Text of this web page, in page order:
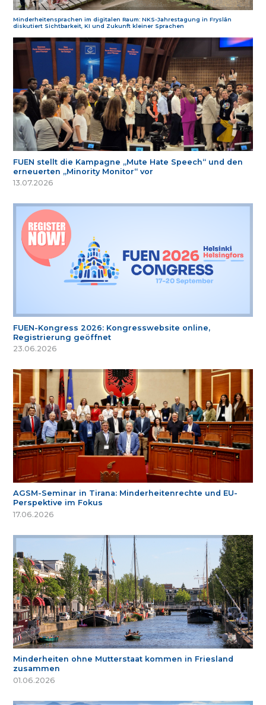
Minderheitensprachen im digitalen Raum: NKS-Jahrestagung in Fryslân
diskutiert Sichtbarkeit, KI und Zukunft kleiner Sprachen
FUEN stellt die Kampagne „Mute Hate Speech“ und den
erneuerten „Minority Monitor“ vor
13.07.2026
FUEN-Kongress 2026: Kongresswebsite online,
Registrierung geöffnet
23.06.2026
AGSM-Seminar in Tirana: Minderheitenrechte und EU-
Perspektive im Fokus
17.06.2026
Minderheiten ohne Mutterstaat kommen in Friesland
zusammen
01.06.2026